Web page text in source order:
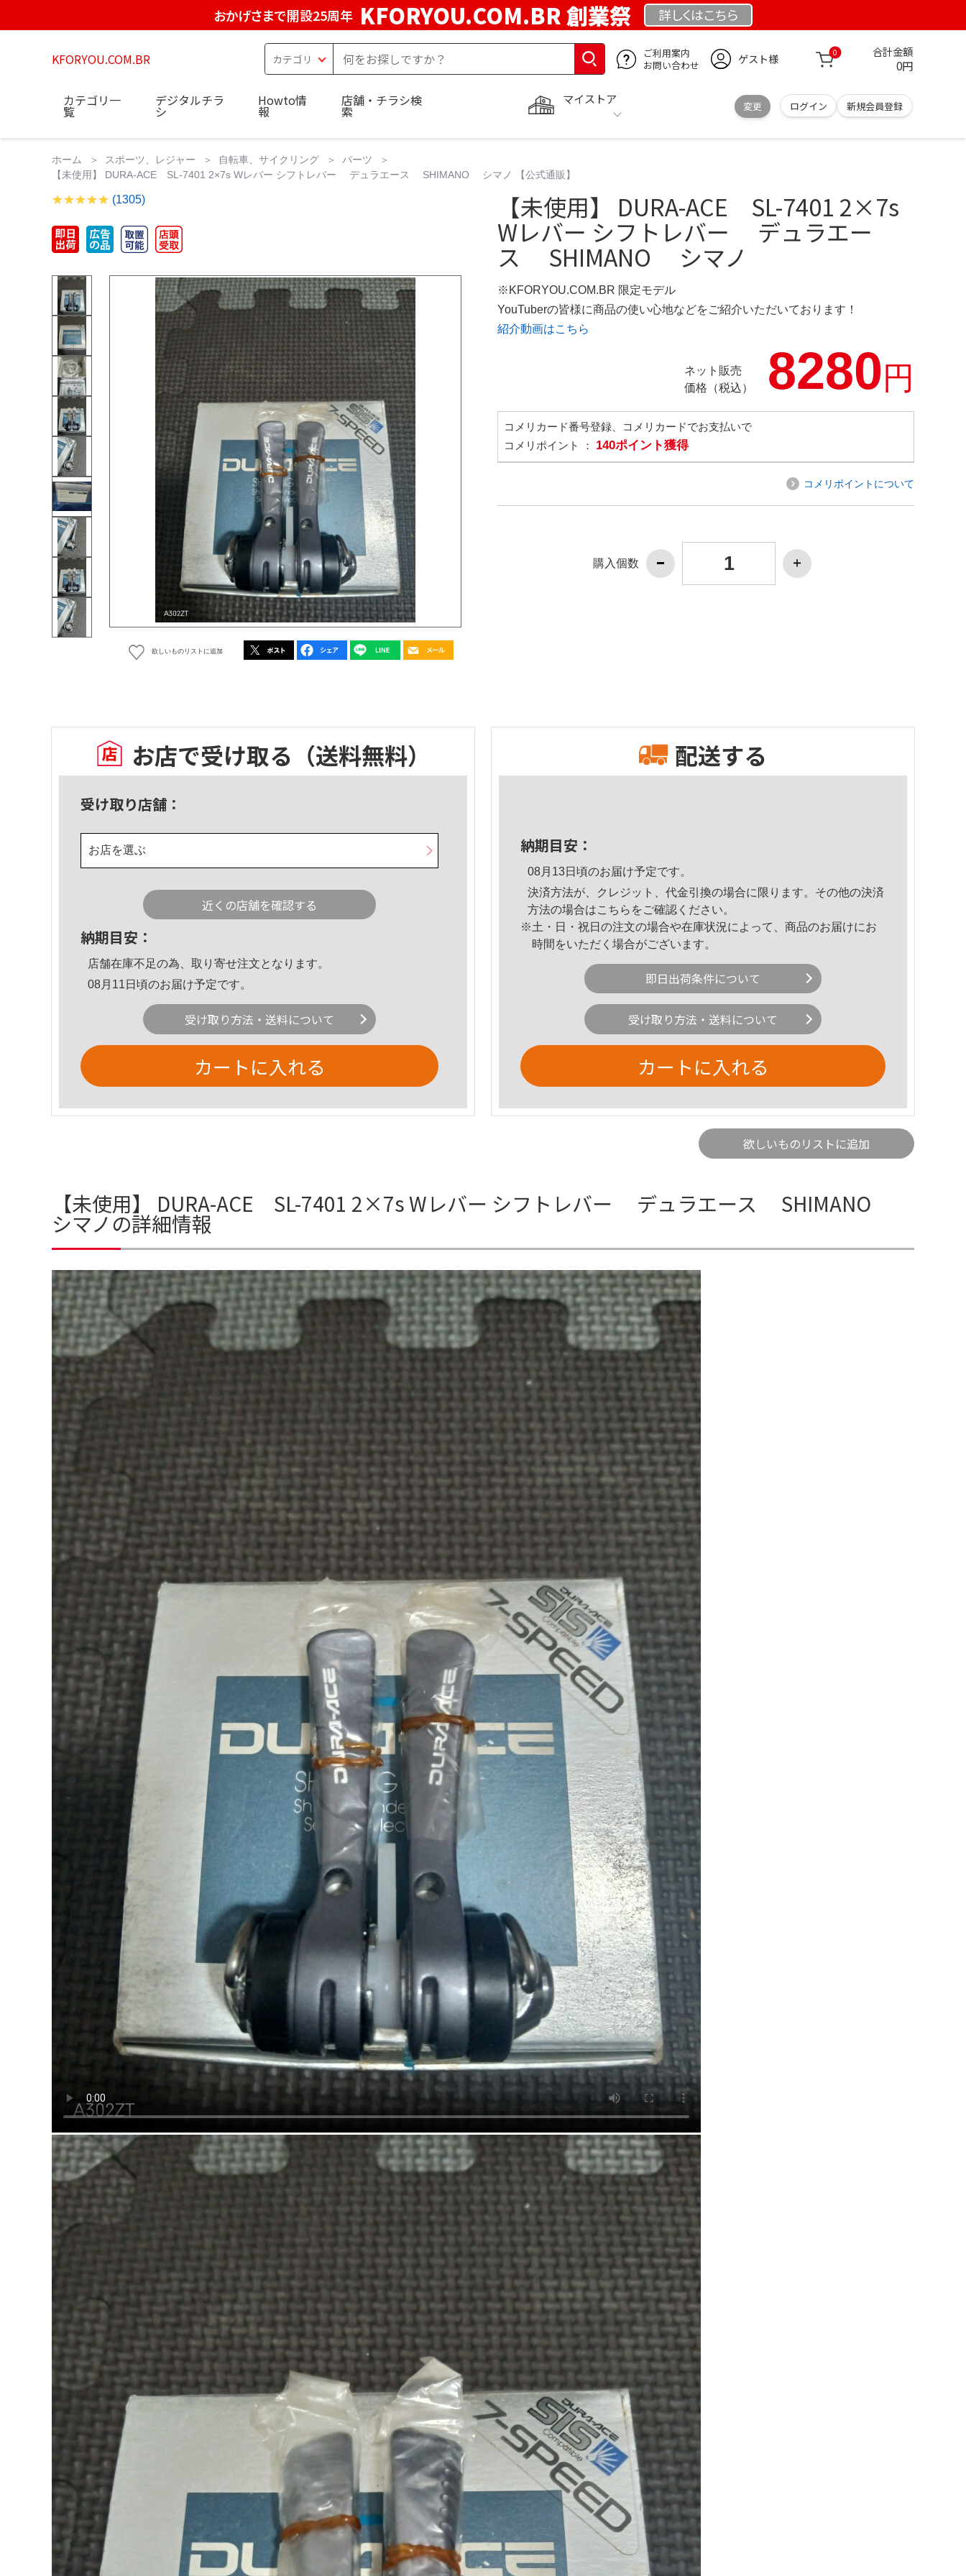
おかげさまで開設25周年 KFORYOU.COM.BR 創業祭 詳しくはこちら
KFORYOU.COM.BR
ご利用案内
お問い合わせ
ゲスト様 0 合計金額
0円
マイストア
変更 ログイン 新規会員登録
カテゴリ一
覧
デジタルチラ
シ
Howto情
報
店舗・チラシ検
索
ホーム スポーツ、レジャー 自転車、サイクリング
パーツ
【未使用】 DURA-ACE SL-7401 2×7s Wレバー シフトレバー デュラエース SHIMANO シマノ 【公式通販】
(1305)
欲しいものリストに追加
【未使用】 DURA-ACE SL-7401 2×7s
Wレバー シフトレバー デュラエー
ス SHIMANO シマノ
※KFORYOU.COM.BR 限定モデル
YouTuberの皆様に商品の使い心地などをご紹介いただいております！
紹介動画はこちら
ネット販売
価格（税込）
8280円
コメリカード番号登録、コメリカードでお支払いで
コメリポイント ： 140ポイント獲得
コメリポイントについて
購入個数
お店で受け取る （送料無料）
受け取り店舗：
お店を選ぶ
近くの店舗を確認する
納期目安：
店舗在庫不足の為、取り寄せ注文となります。
08月11日頃のお届け予定です。
受け取り方法・送料について
カートに入れる
配送する
納期目安：
08月13日頃のお届け予定です。
決済方法が、クレジット、代金引換の場合に限ります。その他の決済
方法の場合はこちら をご確認ください。
※土・日・祝日の注文の場合や在庫状況によって、商品のお届けにお
時間をいただく場合がございます。
即日出荷条件について
受け取り方法・送料について
カートに入れる
欲しいものリストに追加
【未使用】 DURA-ACE SL-7401 2×7s Wレバー シフトレバー デュラエース SHIMANO
シマノの詳細情報